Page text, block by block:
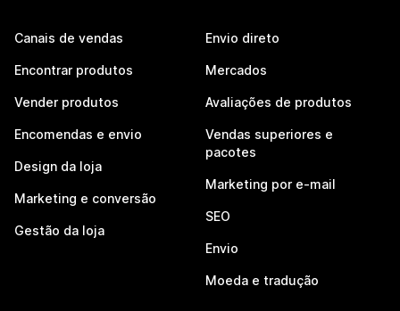
Canais de vendas
Encontrar produtos
Vender produtos
Encomendas e envio
Design da loja
Marketing e conversão
Gestão da loja
Envio direto
Mercados
Avaliações de produtos
Vendas superiores e
pacotes
Marketing por e-mail
SEO
Envio
Moeda e tradução